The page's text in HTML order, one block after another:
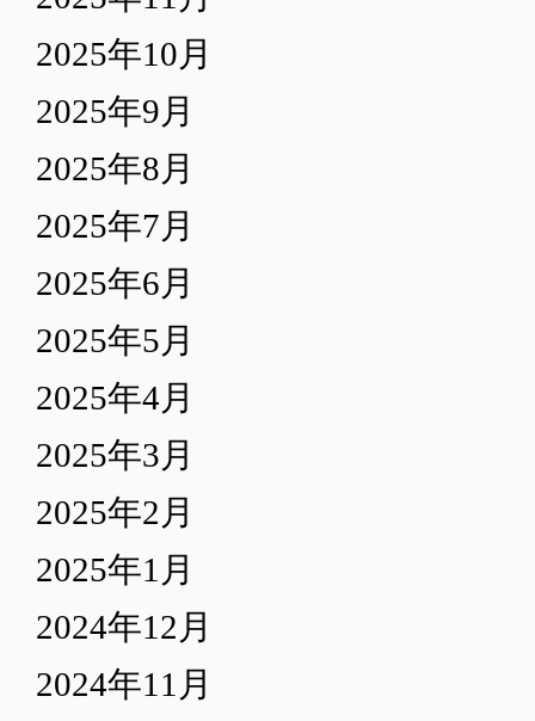
2025年10月
2025年9月
2025年8月
2025年7月
2025年6月
2025年5月
2025年4月
2025年3月
2025年2月
2025年1月
2024年12月
2024年11月